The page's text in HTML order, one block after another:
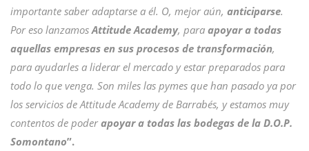
importante saber adaptarse a él. O, mejor aún, anticiparse.
Por eso lanzamosAttitude Academy, para apoyar a todas
aquellas empresas en sus procesos de transformación,
para ayudarles a liderar el mercado y estar preparados para
todo lo que venga. Son miles las pymes que han pasado ya por
los servicios de Attitude Academy de Barrabés, y estamos muy
contentos de poderapoyar a todas las bodegas de la D.O.P.
Somontano”.